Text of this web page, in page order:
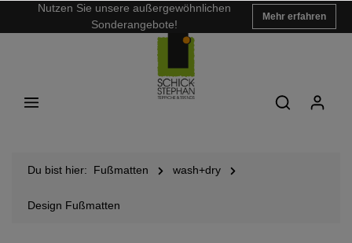
Nutzen Sie unsere außergewöhnlichen
Sonderangebote!
Mehr erfahren
Du bist hier: Fußmatten wash+dry
Design Fußmatten